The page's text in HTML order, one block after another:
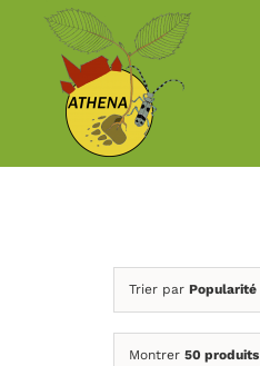
Passer
contenu
Trier par Popularité
Montrer 50 produits